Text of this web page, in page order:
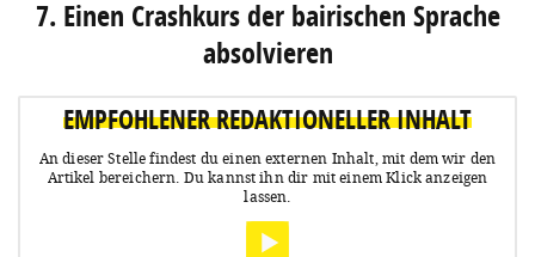
7. Einen Crashkurs der bairischen Sprache
absolvieren
EMPFOHLENER REDAKTIONELLER INHALT
An dieser Stelle findest du einen externen Inhalt, mit dem wir den
Artikel bereichern. Du kannst ihn dir mit einem Klick anzeigen
lassen.